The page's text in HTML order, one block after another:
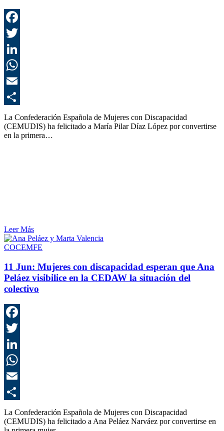
La Confederación Española de Mujeres con Discapacidad
(CEMUDIS) ha felicitado a María Pilar Díaz López por convertirse
en la primera…
Leer Más
COCEMFE
11 Jun: Mujeres con discapacidad esperan que Ana
Peláez visibilice en la CEDAW la situación del
colectivo
La Confederación Española de Mujeres con Discapacidad
(CEMUDIS) ha felicitado a Ana Peláez Narváez por convertirse en